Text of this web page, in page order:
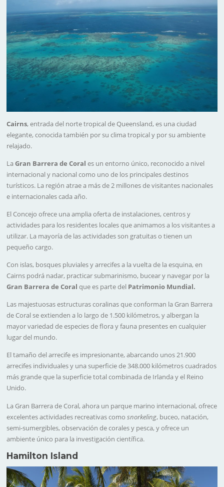
Cairns, entrada del norte tropical de Queensland, es una ciudad
elegante, conocida también por su clima tropical y por su ambiente
relajado.
LaGran Barrera de Coral es un entorno único, reconocido a nivel
internacional y nacional como uno de los principales destinos
turísticos. La región atrae a más de 2 millones de visitantes nacionales
e internacionales cada año.
El Concejo ofrece una amplia oferta de instalaciones, centros y
actividades para los residentes locales que animamos a los visitantes a
utilizar. La mayoría de las actividades son gratuitas o tienen un
pequeño cargo.
Con islas, bosques pluviales y arrecifes a la vuelta de la esquina, en
Cairns podrá nadar, practicar submarinismo, bucear y navegar por la
Gran Barrera de Coral que es parte del Patrimonio Mundial.
Las majestuosas estructuras coralinas que conforman la Gran Barrera
de Coral se extienden a lo largo de 1.500 kilómetros, y albergan la
mayor variedad de especies de flora y fauna presentes en cualquier
lugar del mundo.
El tamaño del arrecife es impresionante, abarcando unos 21.900
arrecifes individuales y una superficie de 348.000 kilómetros cuadrados
más grande que la superficie total combinada de Irlanda y el Reino
Unido.
La Gran Barrera de Coral, ahora un parque marino internacional, ofrece
excelentes actividades recreativas comosnorkeling, buceo, natación,
semi-sumergibles, observación de corales y pesca, y ofrece un
ambiente único para la investigación científica.
Hamilton Island